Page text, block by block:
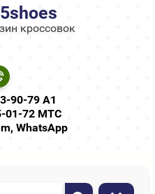
кроссовок
90-79 А1
01-72 МТС
WhatsApp